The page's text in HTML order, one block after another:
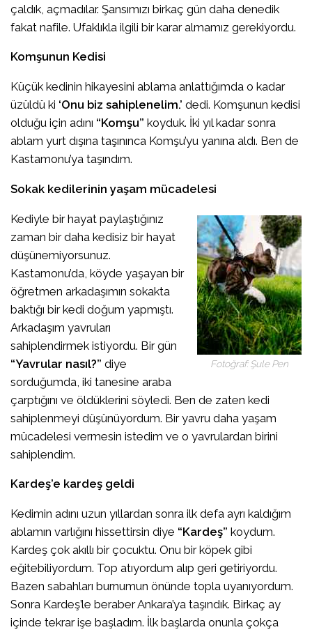
çaldık, açmadılar. Şansımızı birkaç gün daha denedik
fakat nafile. Ufaklıkla ilgili bir karar almamız gerekiyordu.
Komşunun Kedisi
Küçük kedinin hikayesini ablama anlattığımda o kadar
üzüldü ki ‘Onu biz sahiplenelim.’ dedi. Komşunun kedisi
olduğu için adını “Komşu” koyduk. İki yıl kadar sonra
ablam yurt dışına taşınınca Komşu’yu yanına aldı. Ben de
Kastamonu’ya taşındım.
Sokak kedilerinin yaşam mücadelesi
Fotoğraf: Şule Pen
Kediyle bir hayat paylaştığınız
zaman bir daha kedisiz bir hayat
düşünemiyorsunuz.
Kastamonu’da, köyde yaşayan bir
öğretmen arkadaşımın sokakta
baktığı bir kedi doğum yapmıştı.
Arkadaşım yavruları
sahiplendirmek istiyordu. Bir gün
“Yavrular nasıl?” diye
sorduğumda, iki tanesine araba
çarptığını ve öldüklerini söyledi. Ben de zaten kedi
sahiplenmeyi düşünüyordum. Bir yavru daha yaşam
mücadelesi vermesin istedim ve o yavrulardan birini
sahiplendim.
Kardeş’e kardeş geldi
Kedimin adını uzun yıllardan sonra ilk defa ayrı kaldığım
ablamın varlığını hissettirsin diye “Kardeş” koydum.
Kardeş çok akıllı bir çocuktu. Onu bir köpek gibi
eğitebiliyordum. Top atıyordum alıp geri getiriyordu.
Bazen sabahları burnumun önünde topla uyanıyordum.
Sonra Kardeş’le beraber Ankara’ya taşındık. Birkaç ay
içinde tekrar işe başladım. İlk başlarda onunla çokça